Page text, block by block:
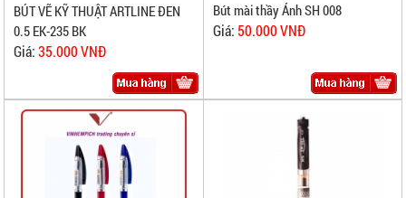
BÚT VẼ KỸ THUẬT ARTLINE ĐEN
0.5 EK-235 BK
Giá:35.000 VNĐ
Bút mài thầy Ánh SH 008
Giá: 50.000 VNĐ